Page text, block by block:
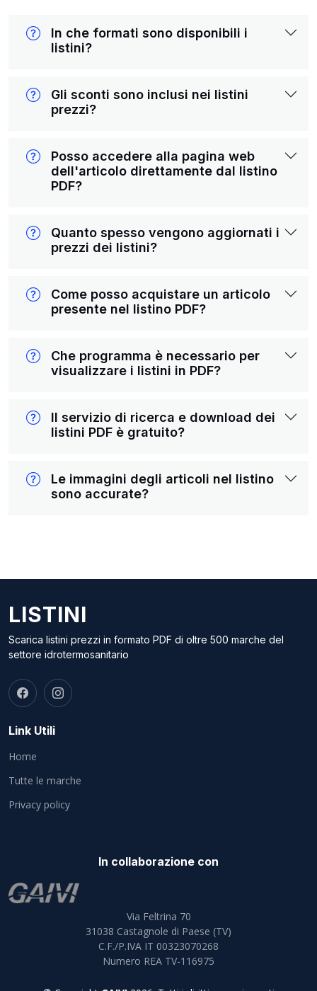
In che formati sono disponibili i
listini?
Gli sconti sono inclusi nei listini
prezzi?
Posso accedere alla pagina web
dell'articolo direttamente dal listino
PDF?
Quanto spesso vengono aggiornati i
prezzi dei listini?
Come posso acquistare un articolo
presente nel listino PDF?
Che programma è necessario per
visualizzare i listini in PDF?
Il servizio di ricerca e download dei
listini PDF è gratuito?
Le immagini degli articoli nel listino
sono accurate?
LISTINI
Scarica listini prezzi in formato PDF di oltre 500 marche del
settore idrotermosanitario
Link Utili
Home
Tutte le marche
Privacy policy
In collaborazione con
Via Feltrina 70
31038 Castagnole di Paese (TV)
C.F./P.IVA IT 00323070268
Numero REA TV-116975